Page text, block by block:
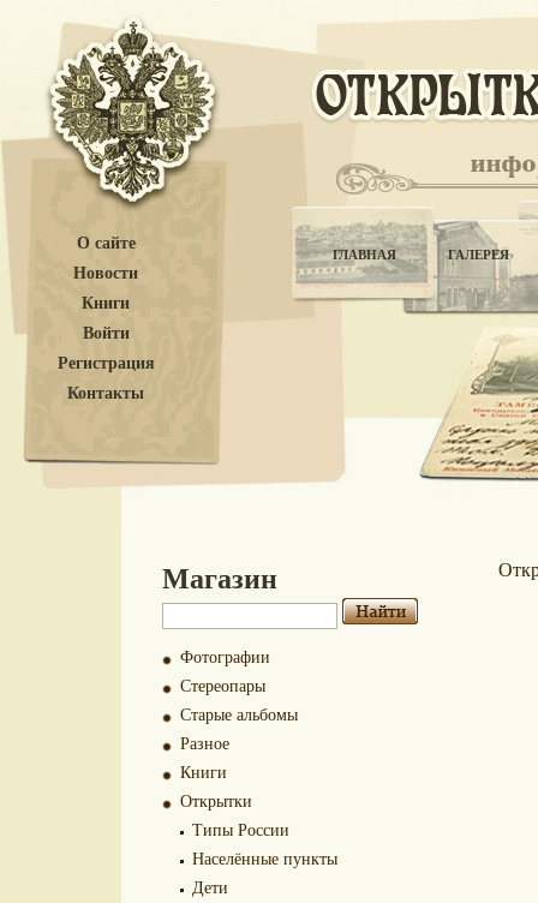
О сайте
Новости
Книги
Войти
Регистрация
Контакты
ГЛАВНАЯ ГАЛЕРЕЯ
Магазин
Фотографии
Стереопары
Старые альбомы
Разное
Книги
Открытки
Типы России
Населённые пункты
Дети